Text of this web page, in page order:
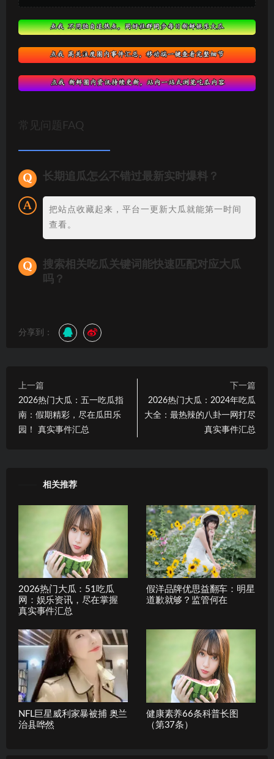
常见问题FAQ
长期追瓜怎么不错过最新实时爆料？
把站点收藏起来，平台一更新大瓜就能第一时间
查看。
搜索相关吃瓜关键词能快速匹配对应大瓜
吗？
分享到：
上一篇
2026热门大瓜：五一吃瓜指
南：假期精彩，尽在瓜田乐
园！ 真实事件汇总
下一篇
2026热门大瓜：2024年吃瓜
大全：最热辣的八卦一网打尽
真实事件汇总
相关推荐
2026热门大瓜：51吃瓜
网：娱乐资讯，尽在掌握
真实事件汇总
假洋品牌优思益翻车：明星
道歉就够？监管何在
NFL巨星威利家暴被捕 奥兰
治县哗然
健康素养66条科普长图
（第37条）